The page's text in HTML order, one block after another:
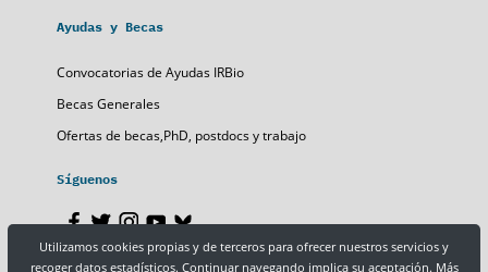
Utilizamos cookies propias y de terceros para ofrecer nuestros servicios y
recoger datos estadísticos. Continuar navegando implica su aceptación. Más
Ayudas y Becas
Convocatorias de Ayudas IRBio
Becas Generales
Ofertas de becas,PhD, postdocs y trabajo
Síguenos